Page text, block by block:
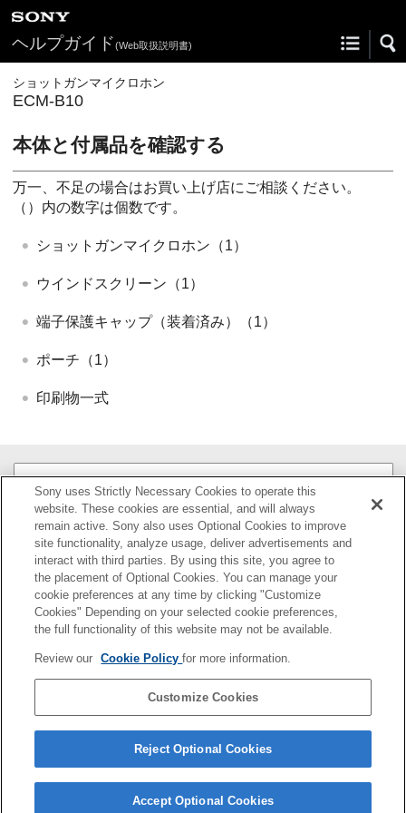
ヘルプガイド(Web取扱説明書)
ショットガンマイクロホン
ECM-B10
本体と付属品を確認する
万一、不足の場合はお買い上げ店にご相談ください。
（）内の数字は個数です。
ショットガンマイクロホン（1）
ウインドスクリーン（1）
端子保護キャップ（装着済み）（1）
ポーチ（1）
印刷物一式
各部の名称
準備
本体と付属品を確認する
カメラに取り付ける／取り外す
本機について
「このアクセサリーは本機との互換性がない
か使用できない状態です」と表示されたら
Sony uses Strictly Necessary Cookies to operate this
website. These cookies are essential, and will always
remain active. Sony also uses Optional Cookies to improve
site functionality, analyze usage, deliver advertisements and
interact with third parties. By using this site, you agree to
the placement of Optional Cookies. You can manage your
cookie preferences at any time by clicking "Customize
Cookies" Depending on your selected cookie preferences,
the full functionality of this website may not be available.
Review our Cookie Policyfor more information.
Customize Cookies
Reject Optional Cookies
Accept Optional Cookies